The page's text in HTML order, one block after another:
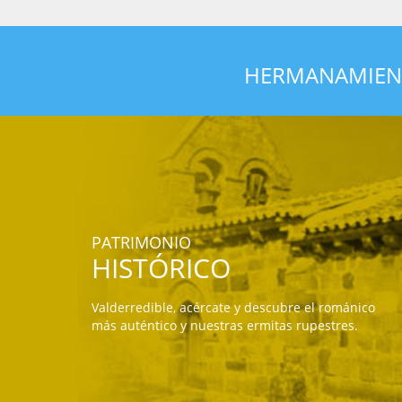
PATRIMONIO
HISTÓRICO
Valderredible, acércate y descubre el románico
más auténtico y nuestras ermitas rupestres.